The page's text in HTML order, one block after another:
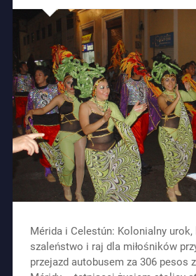
Mérida i Celestún: Kolonialny urok,
szaleństwo i raj dla miłośników
przejazd autobusem za 306 pesos